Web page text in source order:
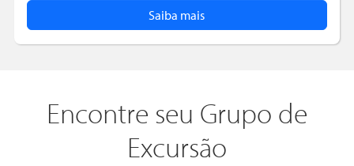
Saiba mais
Encontre seu Grupo de
Excursão